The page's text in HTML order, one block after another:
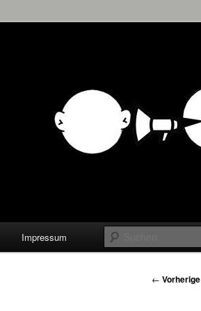
Impressum
Beitrags-
← Vorherige